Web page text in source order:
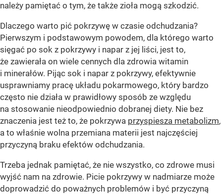
należy pamiętać o tym, że także zioła mogą szkodzić.
Dlaczego warto pić pokrzywę w czasie odchudzania?
Pierwszym i podstawowym powodem, dla którego warto
sięgać po sok z pokrzywy i napar z jej liści, jest to,
że zawierała on wiele cennych dla zdrowia witamin
i minerałów. Pijąc sok i napar z pokrzywy, efektywnie
usprawniamy pracę układu pokarmowego, który bardzo
często nie działa w prawidłowy sposób ze względu
na stosowanie nieodpowiednio dobranej diety. Nie bez
znaczenia jest też to, że pokrzywa przyspiesza metabolizm,
a to właśnie wolna przemiana materii jest najczęściej
przyczyną braku efektów odchudzania.
Trzeba jednak pamiętać, że nie wszystko, co zdrowe musi
wyjść nam na zdrowie. Picie pokrzywy w nadmiarze może
doprowadzić do poważnych problemów i być przyczyną